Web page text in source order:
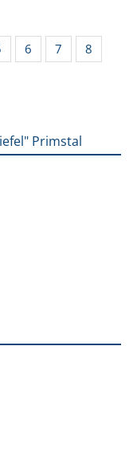
6 7
8
Primstal